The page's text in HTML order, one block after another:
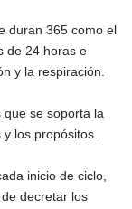
duran 365 como el
de 24 horas e
y la respiración.
se soporta la
los propósitos.
inicio de ciclo,
decretar los